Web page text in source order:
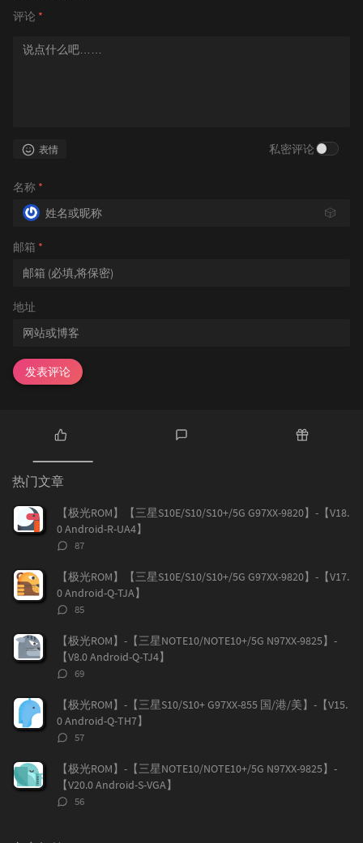
评论 *
表情 私密评论
名称 *
🎲
邮箱 *
地址
发表评论
门
文
章
论
章
热门文章
【极光ROM】【三星S10E/S10/S10+/5G G97XX-9820】-【V18.
0 Android-R-UA4】
评
数：
87
【极光ROM】【三星S10E/S10/S10+/5G G97XX-9820】-【V17.
0 Android-Q-TJA】
评
数：
85
【极光ROM】-【三星NOTE10/NOTE10+/5G N97XX-9825】-
【V8.0 Android-Q-TJ4】
评
数：
69
【极光ROM】-【三星S10/S10+ G97XX-855 国/港/美】-【V15.
0 Android-Q-TH7】
评
数：
57
【极光ROM】-【三星NOTE10/NOTE10+/5G N97XX-9825】-
【V20.0 Android-S-VGA】
评
56